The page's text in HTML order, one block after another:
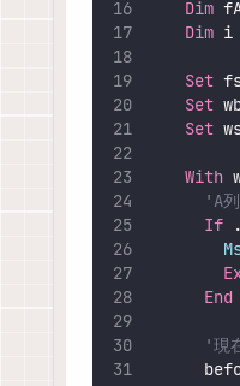
Dim
Dim i
Set
Set
Set
With
'A
If .
'現